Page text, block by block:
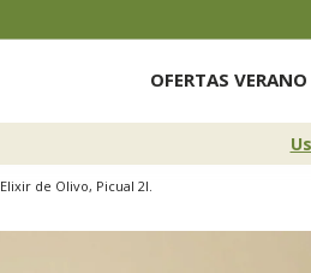
OFERTAS VERANO
Elixir de Olivo, Picual 2l.